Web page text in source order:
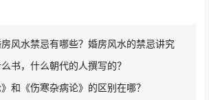
风水禁忌有哪些？婚房风水的禁忌讲究
书，什么朝代的人撰写的？
和《伤寒杂病论》的区别在哪？